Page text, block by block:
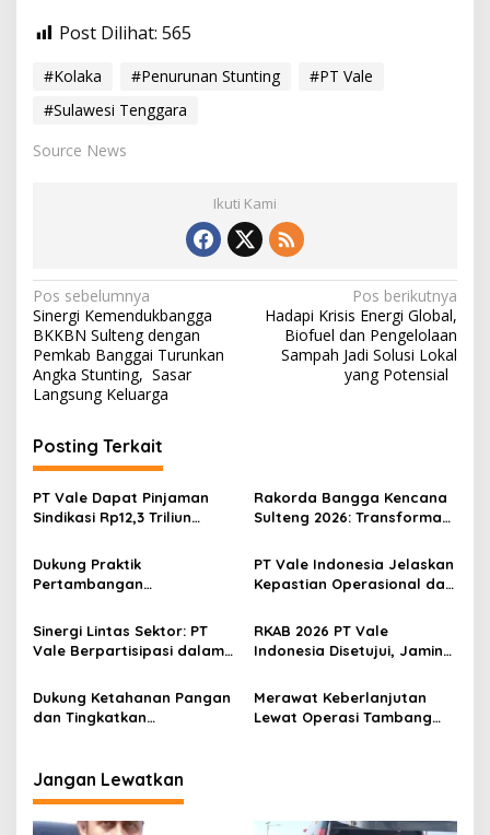
Post Dilihat: 565
#Kolaka #Penurunan Stunting
#PT Vale
#Sulawesi Tenggara
Source News
Ikuti Kami
N
a
v
i
a
s
i
o
Pos sebelumnya
Sinergi Kemendukbangga
BKKBN Sulteng dengan
Pemkab Banggai Turunkan
Angka Stunting, Sasar
Langsung Keluarga
Pos berikutnya
Hadapi Krisis Energi Global,
Biofuel dan Pengelolaan
Sampah Jadi Solusi Lokal
yang Potensial
Posting Terkait
PT Vale Dapat Pinjaman
Sindikasi Rp12,3 Triliun
Permintaan Meningkat
Rakorda Bangga Kencana
Sulteng 2026: Transformasi
Menuju Indonesia Emas
2045
Dukung Praktik
Pertambangan
PT Vale Indonesia Terbuka
terhadap Masukan
PT Vale Indonesia Jelaskan
Kepastian Operasional dan
DPR
Sinergi Lintas Sektor: PT
Vale Berpartisipasi dalam
Samudera di Morowali
RKAB 2026 PT Vale
Indonesia Disetujui, Jamin
Investasi Nikel Nasional
Dukung Ketahanan Pangan
dan Tingkatkan
Merawat Keberlanjutan
Lewat Operasi Tambang
Jangan Lewatkan